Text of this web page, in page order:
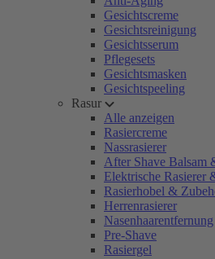
Gesichtscreme
Gesichtsreinigung
Gesichtsserum
Pflegesets
Gesichtsmasken
Gesichtspeeling
Rasur
Alle anzeigen
Rasiercreme
Nassrasierer
After Shave Balsam
Elektrische Rasierer
Rasierhobel &
Herrenrasierer
Nasenhaarentfernung
Pre-Shave
Rasiergel